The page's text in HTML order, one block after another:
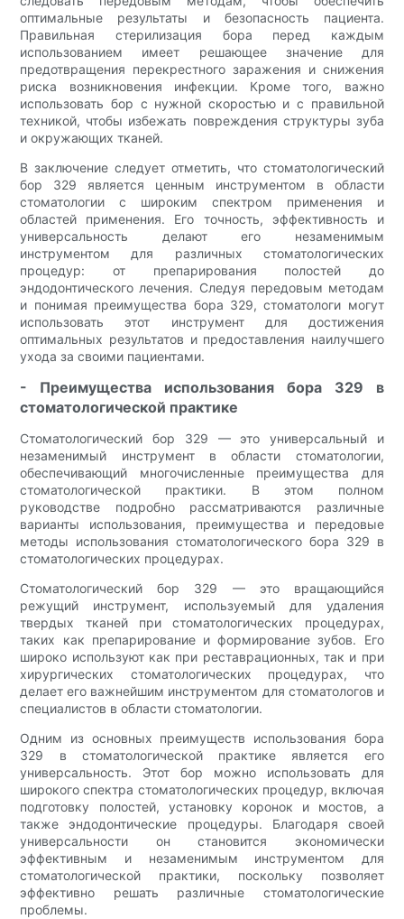
оптимальные результаты и безопасность пациента.
Правильная стерилизация бора перед каждым
использованием имеет решающее значение для
предотвращения перекрестного заражения и снижения
риска возникновения инфекции. Кроме того, важно
использовать бор с нужной скоростью и с правильной
техникой, чтобы избежать повреждения структуры зуба
и окружающих тканей.
В заключение следует отметить, что стоматологический
бор 329 является ценным инструментом в области
стоматологии с широким спектром применения и
областей применения. Его точность, эффективность и
универсальность делают его незаменимым
инструментом для различных стоматологических
процедур: от препарирования полостей до
эндодонтического лечения. Следуя передовым методам
и понимая преимущества бора 329, стоматологи могут
использовать этот инструмент для достижения
оптимальных результатов и предоставления наилучшего
ухода за своими пациентами.
- Преимущества использования бора 329 в
стоматологической практике
Стоматологический бор 329 — это универсальный и
незаменимый инструмент в области стоматологии,
обеспечивающий многочисленные преимущества для
стоматологической практики. В этом полном
руководстве подробно рассматриваются различные
варианты использования, преимущества и передовые
методы использования стоматологического бора 329 в
стоматологических процедурах.
Стоматологический бор 329 — это вращающийся
режущий инструмент, используемый для удаления
твердых тканей при стоматологических процедурах,
таких как препарирование и формирование зубов. Его
широко используют как при реставрационных, так и при
хирургических стоматологических процедурах, что
делает его важнейшим инструментом для стоматологов и
специалистов в области стоматологии.
Одним из основных преимуществ использования бора
329 в стоматологической практике является его
универсальность. Этот бор можно использовать для
широкого спектра стоматологических процедур, включая
подготовку полостей, установку коронок и мостов, а
также эндодонтические процедуры. Благодаря своей
универсальности он становится экономически
эффективным и незаменимым инструментом для
стоматологической практики, поскольку позволяет
эффективно решать различные стоматологические
проблемы.